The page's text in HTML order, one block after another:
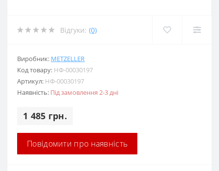
Відгуки: (0)
Виробник: METZELLER
Код товару: НФ-00030197
Артикул: НФ-00030197
Наявність: Під замовлення 2-3 дні
1 485 грн.
Повідомити про наявність